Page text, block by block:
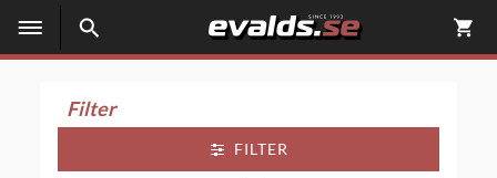
Filter
FILTER